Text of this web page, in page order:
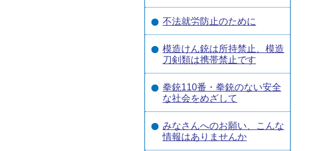
不法就労防止のために
模造けん銃は所持禁止、模造
刀剣類は携帯禁止です
拳銃110番・拳銃のない安全
な社会をめざして
みなさんへのお願い、こんな
情報はありませんか